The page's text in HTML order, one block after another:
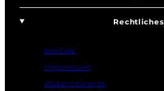
Rechtliches
Kontakt
Impressum
Widerrufsrecht